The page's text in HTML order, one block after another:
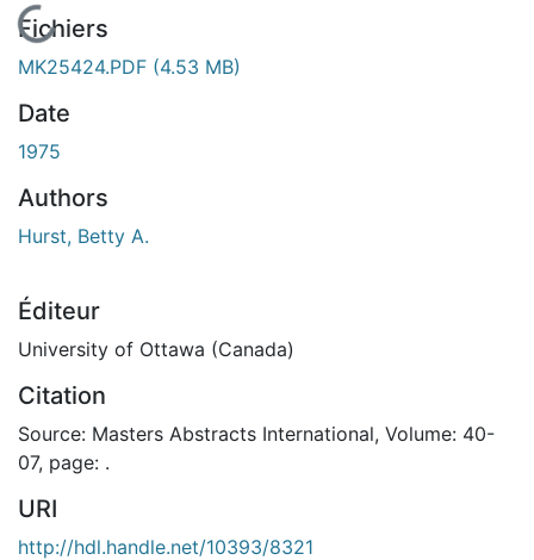
En cours de chargement...
Fichiers
MK25424.PDF (4.53 MB)
Date
1975
Authors
Hurst, Betty A.
Éditeur
University of Ottawa (Canada)
Citation
Source: Masters Abstracts International, Volume: 40-
07, page: .
URI
http://hdl.handle.net/10393/8321